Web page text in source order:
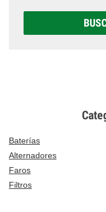
Baterías
Alternadores
Faros
Filtros